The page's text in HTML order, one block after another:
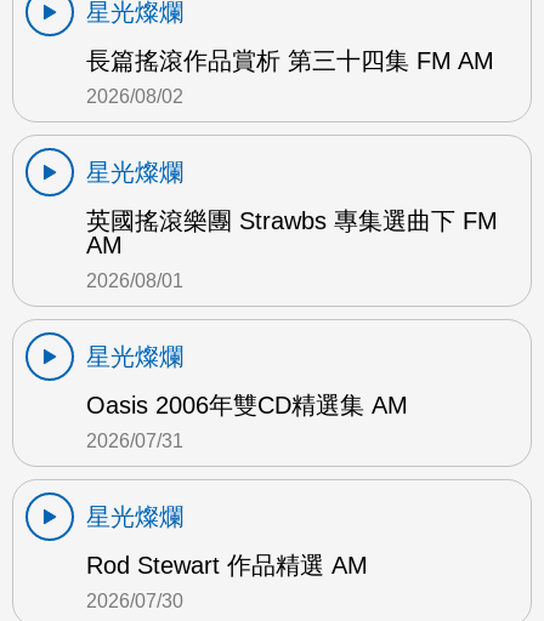
星光燦爛
長篇搖滾作品賞析 第三十四集 FM AM
2026/08/02
星光燦爛
英國搖滾樂團 Strawbs 專集選曲下 FM
AM
2026/08/01
星光燦爛
Oasis 2006年雙CD精選集 AM
2026/07/31
星光燦爛
Rod Stewart 作品精選 AM
2026/07/30